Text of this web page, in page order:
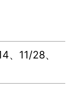
、11/28、